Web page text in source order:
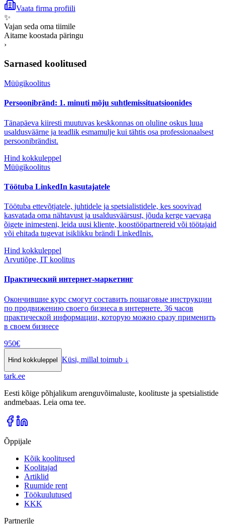
Vaata firma profiili
✨
Vajan seda oma tiimile
Aitame koostada päringu
›
Sarnased koolitused
Müügikoolitus
Persoonibränd: 1. minuti mõju suhtlemissituatsioonides
Tänapäeva kiiresti muutuvas keskkonnas on oluline oskus luua
usaldusväärne ja teadlik esmamulje kui tähtis osa professionaalsest
persoonibrändist.
Hind kokkuleppel
Müügikoolitus
Töötuba LinkedIn kasutajatele
Töötuba ettevõtjatele, juhtidele ja spetsialistidele, kes soovivad
kasvatada oma nähtavust ja usaldusväärsust, jõuda kerge vaevaga
õigete inimesteni, leida uusi kliente, koostööpartnereid või töötajaid
või ehitada tugevat isiklikku brändi LinkedInis.
Hind kokkuleppel
Arvutiõpe, IT koolitus
Практический интернет-маркетинг
Окончившие курс смогут составить пошаговые инструкции
по продвижению своего бизнеса в интернете. 36 часов
практической информации, которую можно сразу применить
в своем бизнесе
950€
Hind kokkuleppel Küsi, millal toimub ↓
tark.ee
Eesti kõige põhjalikum arenguvõimaluste, koolituste ja spetsialistide
andmebaas. Leia oma tee.
Õppijale
Kõik koolitused
Koolitajad
Artiklid
Ruumide rent
Töökuulutused
KKK
Partnerile